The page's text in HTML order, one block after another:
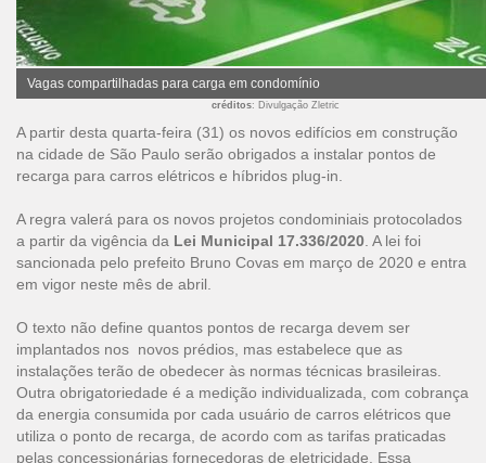
Vagas compartilhadas para carga em condomínio
créditos: Divulgação Zletric
A partir desta quarta-feira (31) os novos edifícios em construção
na cidade de São Paulo serão obrigados a instalar pontos de
recarga para carros elétricos e híbridos plug-in.
A regra valerá para os novos projetos condominiais protocolados
a partir da vigência da Lei Municipal 17.336/2020 . A lei foi
sancionada pelo prefeito Bruno Covas em março de 2020 e entra
em vigor neste mês de abril.
O texto não define quantos pontos de recarga devem ser
implantados nos novos prédios, mas estabelece que as
instalações terão de obedecer às normas técnicas brasileiras.
Outra obrigatoriedade é a medição individualizada, com cobrança
da energia consumida por cada usuário de carros elétricos que
utiliza o ponto de recarga, de acordo com as tarifas praticadas
pelas concessionárias fornecedoras de eletricidade. Essa